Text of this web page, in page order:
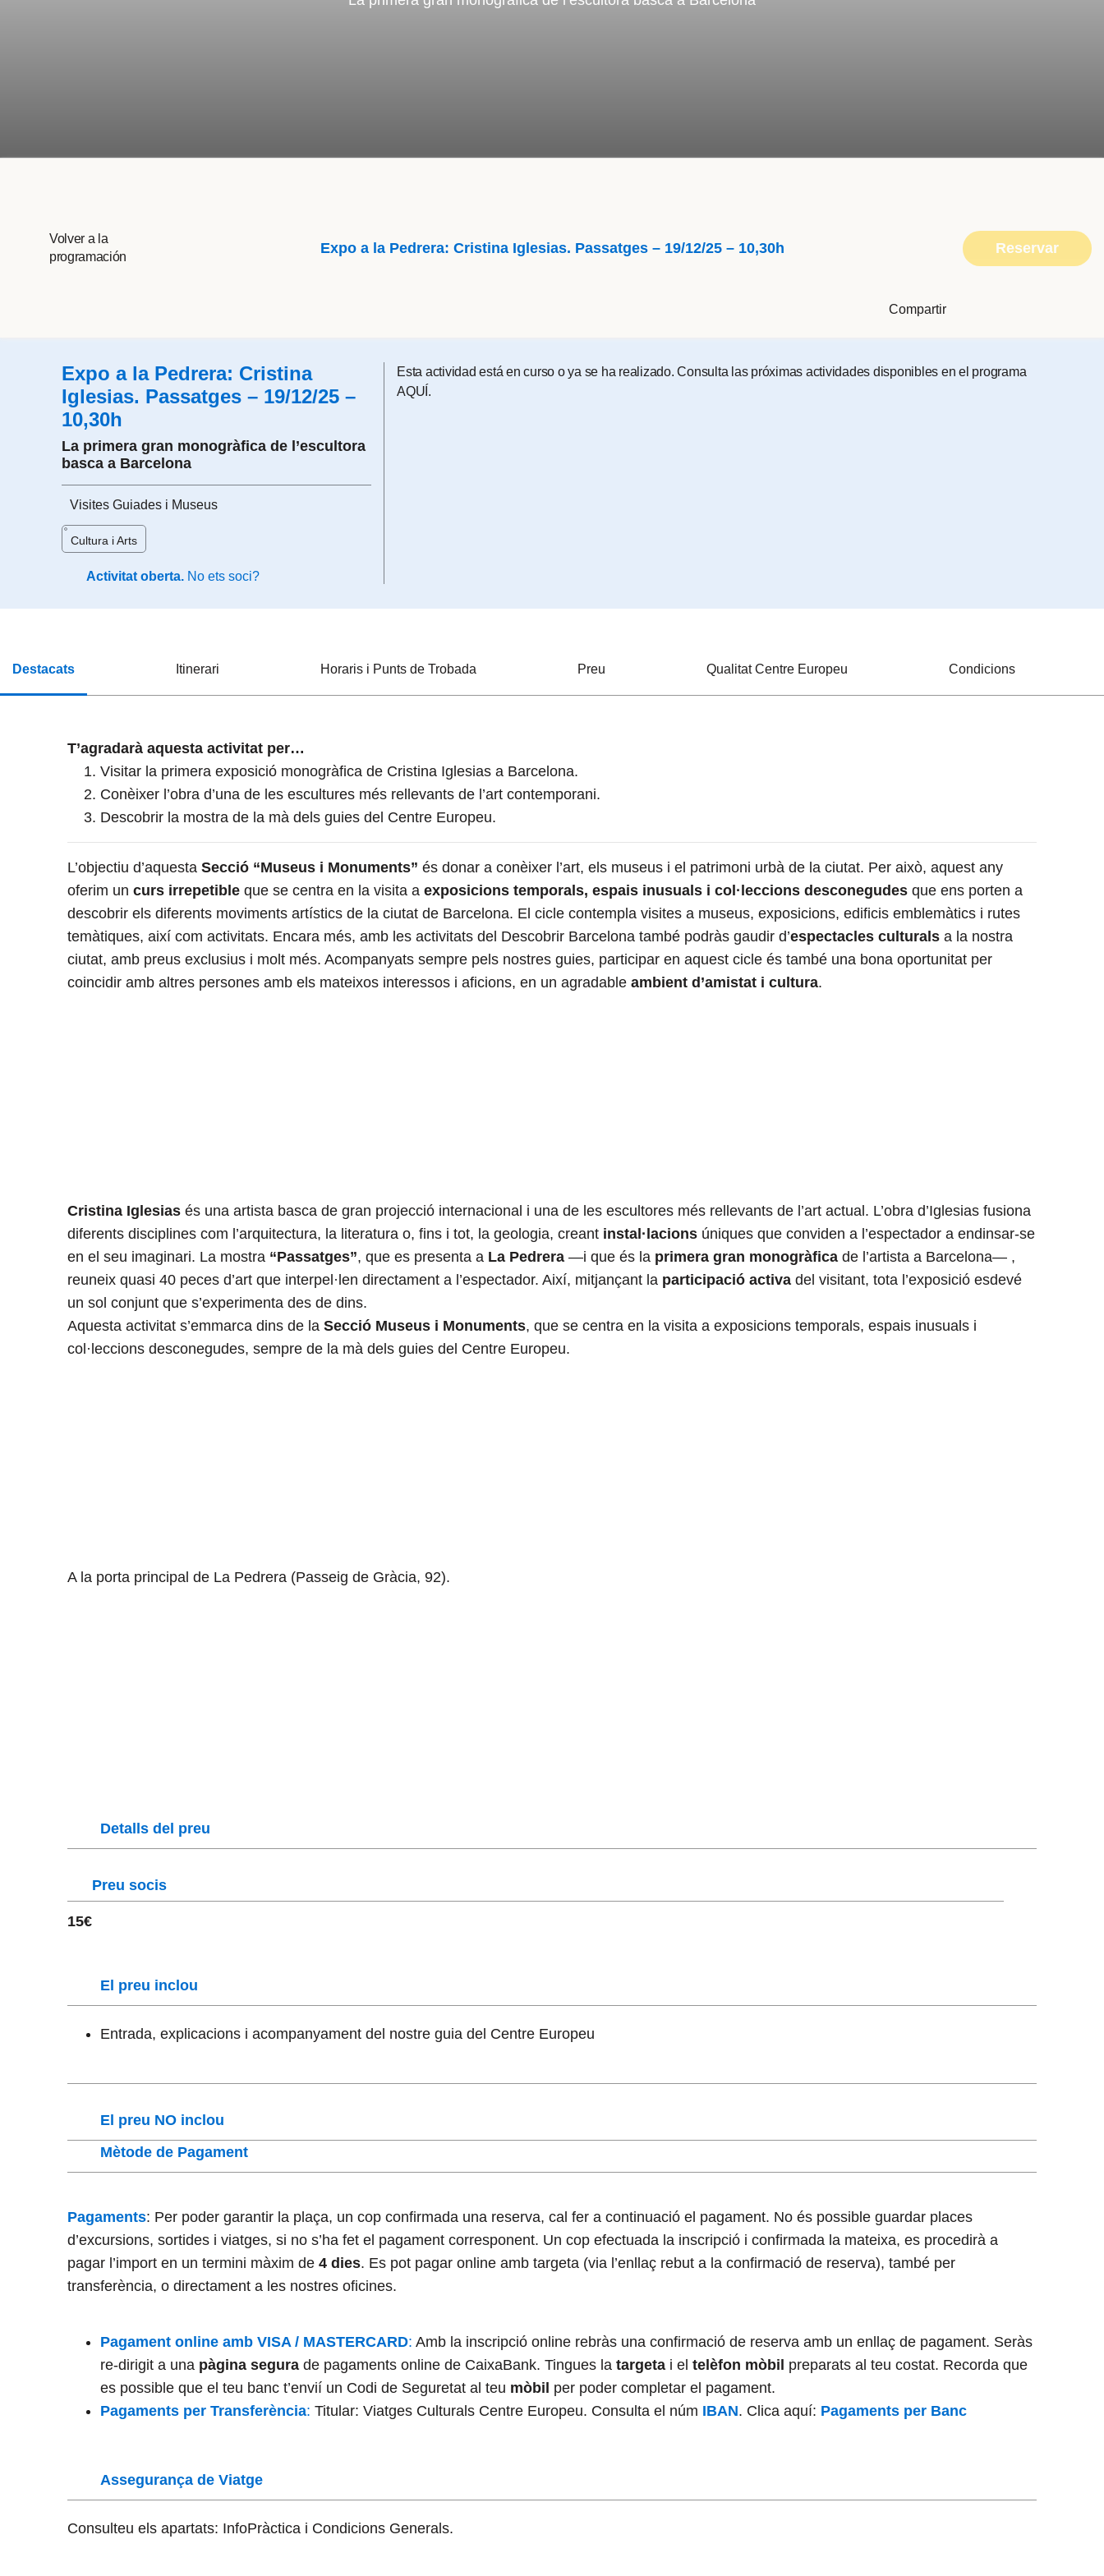
Volver a la
programación
Expo a la Pedrera: Cristina Iglesias. Passatges – 19/12/25 – 10,30h
Compartir
Reservar
Expo a la Pedrera: Cristina
Iglesias. Passatges – 19/12/25 –
10,30h
La primera gran monogràfica de l’escultora
basca a Barcelona
Visites Guiades i Museus
Cultura i Arts
Activitat oberta. No ets soci?
Esta actividad está en curso o ya se ha realizado. Consulta las próximas actividades disponibles en el programa
AQUÍ .
Destacats Itinerari Horaris i Punts de Trobada Preu Qualitat Centre Europeu Condicions
T’agradarà aquesta activitat per…
Visitar la primera exposició monogràfica de Cristina Iglesias a Barcelona.
Conèixer l’obra d’una de les escultures més rellevants de l’art contemporani.
Descobrir la mostra de la mà dels guies del Centre Europeu.
L’objectiu d’aquesta Secció “Museus i Monuments” és donar a conèixer l’art, els museus i el patrimoni urbà de la ciutat. Per això, aquest any
oferim un curs irrepetible que se centra en la visita a exposicions temporals, espais inusuals i col·leccions desconegudes que ens porten a
descobrir els diferents moviments artístics de la ciutat de Barcelona. El cicle contempla visites a museus, exposicions, edificis emblemàtics i rutes
temàtiques, així com activitats. Encara més, amb les activitats del Descobrir Barcelona també podràs gaudir d’espectacles culturals a la nostra
ciutat, amb preus exclusius i molt més. Acompanyats sempre pels nostres guies, participar en aquest cicle és també una bona oportunitat per
coincidir amb altres persones amb els mateixos interessos i aficions, en un agradable ambient d’amistat i cultura.
Cristina Iglesias és una artista basca de gran projecció internacional i una de les escultores més rellevants de l’art actual. L’obra d’Iglesias fusiona
diferents disciplines com l’arquitectura, la literatura o, fins i tot, la geologia, creant instal·lacions úniques que conviden a l’espectador a endinsar-se
en el seu imaginari. La mostra “Passatges”, que es presenta a La Pedrera —i que és la primera gran monogràfica de l’artista a Barcelona— ,
reuneix quasi 40 peces d’art que interpel·len directament a l’espectador. Així, mitjançant la participació activa del visitant, tota l’exposició esdevé
un sol conjunt que s’experimenta des de dins.
Aquesta activitat s’emmarca dins de la Secció Museus i Monuments, que se centra en la visita a exposicions temporals, espais inusuals i
col·leccions desconegudes, sempre de la mà dels guies del Centre Europeu.
A la porta principal de La Pedrera (Passeig de Gràcia, 92).
Detalls del preu
Preu socis
15€
El preu inclou
Entrada, explicacions i acompanyament del nostre guia del Centre Europeu
El preu NO inclou
Mètode de Pagament
Pagaments: Per poder garantir la plaça, un cop confirmada una reserva, cal fer a continuació el pagament. No és possible guardar places
d’excursions, sortides i viatges, si no s’ha fet el pagament corresponent. Un cop efectuada la inscripció i confirmada la mateixa, es procedirà a
pagar l’import en un termini màxim de 4 dies. Es pot pagar online amb targeta (via l’enllaç rebut a la confirmació de reserva), també per
transferència, o directament a les nostres oficines.
Pagament online amb VISA / MASTERCARD: Amb la inscripció online rebràs una confirmació de reserva amb un enllaç de pagament. Seràs
re-dirigit a una pàgina segura de pagaments online de CaixaBank. Tingues la targeta i el telèfon mòbil preparats al teu costat. Recorda que
es possible que el teu banc t’envií un Codi de Seguretat al teu mòbil per poder completar el pagament.
Pagaments per Transferència: Titular: Viatges Culturals Centre Europeu. Consulta el núm IBAN. Clica aquí: Pagaments per Banc
Assegurança de Viatge
Consulteu els apartats: InfoPràctica i Condicions Generals.